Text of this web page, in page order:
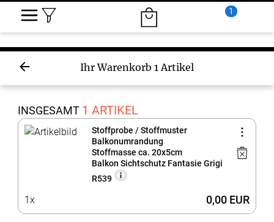
1
Ihr Warenkorb 1 Artikel
INSGESAMT 1 ARTIKEL
Stoffprobe / Stoffmuster
Balkonumrandung
Stoffmasse ca. 20x5cm
Balkon Sichtschutz Fantasie Grigi
R539
0,00 EUR
1x